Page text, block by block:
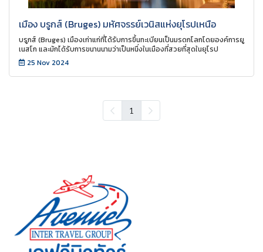
เมือง บรูกส์ (Bruges) มหัศจรรย์เวนิสแห่งยุโรปเหนือ
บรูกส์ (Bruges) เมืองเก่าแก่ที่ได้รับการขึ้นทะเบียนเป็นมรดกโลกโดยองค์การยู
เนสโก และมักได้รับการขนานนามว่าเป็นหนึ่งในเมืองที่สวยที่สุดในยุโรป
25 Nov 2024
1